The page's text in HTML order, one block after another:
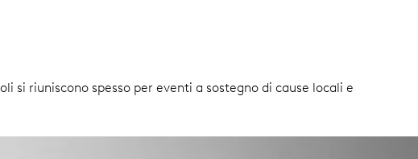
si riuniscono spesso per eventi a sostegno di cause locali e